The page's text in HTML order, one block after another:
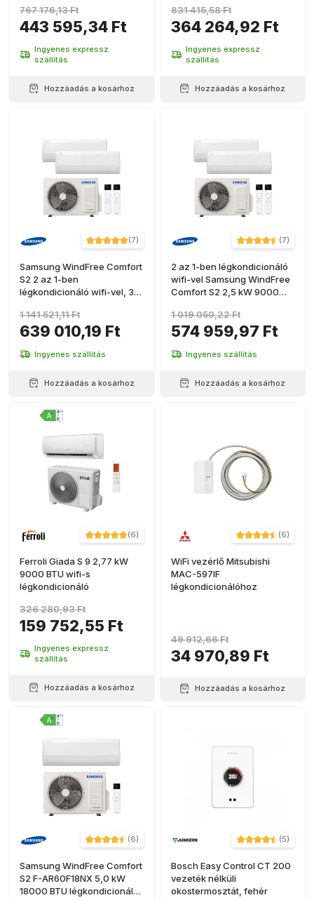
443 595,34 Ft
767 176,13 Ft
Ingyenes expressz
szállítás
Hozzáadás a kosárhoz
364 264,92 Ft
831 415,58 Ft
Ingyenes expressz
szállítás
Hozzáadás a kosárhoz
(7)
Samsung WindFree Comfort
S2 2 az 1-ben
légkondicionáló wifi-vel, 3,5
639 010,19 Ft
1 141 521,11 Ft
Ingyenes szállítás
Hozzáadás a kosárhoz
(7)
2 az 1-ben légkondicionáló
wifi-vel Samsung WindFree
Comfort S2 2,5 kW 9000
574 959,97 Ft
1 019 050,22 Ft
Ingyenes szállítás
Hozzáadás a kosárhoz
(6)
Ferroli Giada S 9 2,77 kW
9000 BTU wifi-s
légkondicionáló
159 752,55 Ft
326 280,93 Ft
Ingyenes expressz
szállítás
Hozzáadás a kosárhoz
(6)
WiFi vezérlő Mitsubishi
MAC-597IF
légkondicionálóhoz
34 970,89 Ft
49 912,66 Ft
Hozzáadás a kosárhoz
(6)
Samsung WindFree Comfort
S2 F-AR60F18NX 5,0 kW
18000 BTU légkondicionáló
(5)
Bosch Easy Control CT 200
vezeték nélküli
okostermosztát, fehér